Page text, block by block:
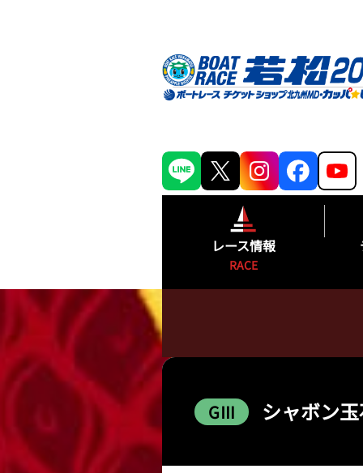
レース情報
RACE
出場予定選手一覧
レース結果
GⅢ シャボン